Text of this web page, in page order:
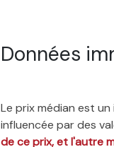
Données
Le prix médian est
influencée par des
de ce prix, et l'autre